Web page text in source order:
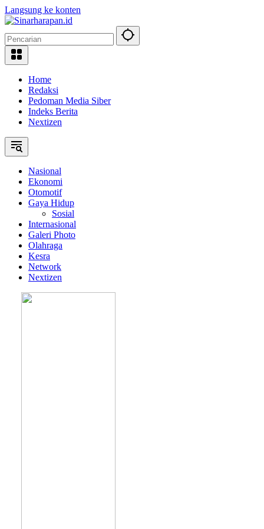
Langsung ke konten
Home
Redaksi
Pedoman Media Siber
Indeks Berita
Nextizen
Nasional
Ekonomi
Otomotif
Gaya Hidup
Sosial
Internasional
Galeri Photo
Olahraga
Kesra
Network
Nextizen